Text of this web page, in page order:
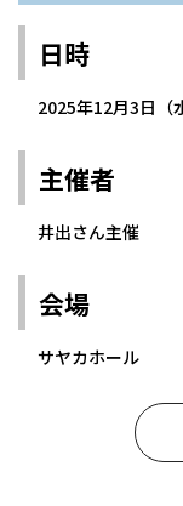
日時
2025年12月3日
主催者
井出さん主催
会場
サヤカホール